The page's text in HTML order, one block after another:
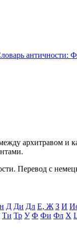
античности:
архитравом и
Перевод с
Д Ди Дл Е, Ж З И
Ти Тр У Ф Фи Фл Х